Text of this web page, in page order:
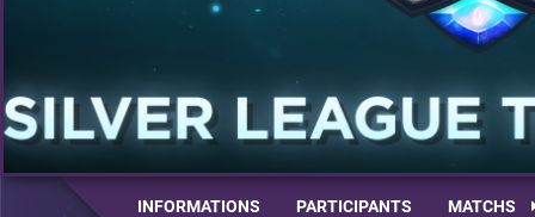
INFORMATIONS PARTICIPANTS MATCHS